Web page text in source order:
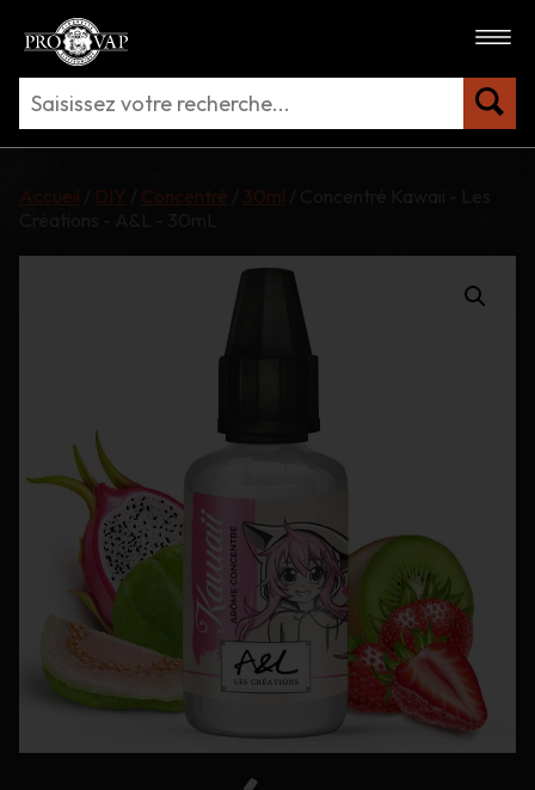
Accueil DIY Concentré 30ml